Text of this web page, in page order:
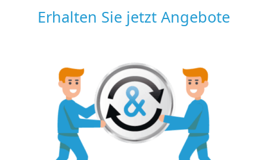
Erhalten Sie jetzt Angebote